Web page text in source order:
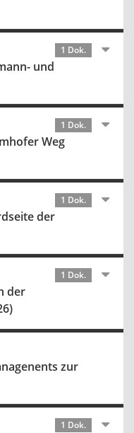
1 Dok.
und
1 Dok.
Weg
1 Dok.
der
1 Dok.
der
zur
1 Dok.